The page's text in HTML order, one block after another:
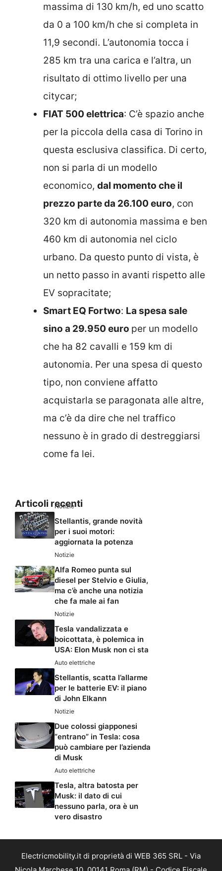
massima di 130 km/h, ed uno scatto
da 0 a 100 km/h che si completa in
11,9 secondi. L’autonomia tocca i
285 km tra una carica e l’altra, un
risultato di ottimo livello per una
citycar;
FIAT 500 elettrica: C’è spazio anche
per la piccola della casa di Torino in
questa esclusiva classifica. Di certo,
non si parla di un modello
economico, dal momento che il
prezzo parte da 26.100 euro, con
320 km di autonomia massima e ben
460 km di autonomia nel ciclo
urbano. Da questo punto di vista, è
un netto passo in avanti rispetto alle
EV sopracitate;
Smart EQ Fortwo: La spesa sale
sino a 29.950 euro per un modello
che ha 82 cavalli e 159 km di
autonomia. Per una spesa di questo
tipo, non conviene affatto
acquistarla se paragonata alle altre,
ma c’è da dire che nel traffico
nessuno è in grado di destreggiarsi
come fa lei.
Articoli recenti
Notizie
Stellantis, grande novità
per i suoi motori:
aggiornata la potenza
Notizie
Alfa Romeo punta sul
diesel per Stelvio e Giulia,
ma c’è anche una notizia
che fa male ai fan
Notizie
Tesla vandalizzata e
boicottata, è polemica in
USA: Elon Musk non ci sta
Auto elettriche
Stellantis, scatta l’allarme
per le batterie EV: il piano
di John Elkann
Notizie
Due colossi giapponesi
“entrano” in Tesla: cosa
può cambiare per l’azienda
di Musk
Auto elettriche
Tesla, altra batosta per
Musk: il dato di cui
nessuno parla, ora è un
vero disastro
Electricmobility.it di proprietà di WEB 365 SRL - Via